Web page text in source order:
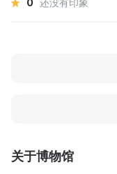
关于博物馆
0 还没有印象